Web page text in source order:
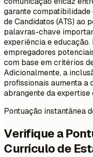
garante compatibilidade
de Candidatos (ATS) ao
palavras-chave
experiência e
empregadores
com base em critérios
Adicionalmente, a
profissionais aumenta a
abrangente da expertise
Pontuação instantânea
Verifique a
Currículo de